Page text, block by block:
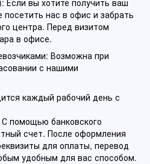
нас в офис и забрать
центра. Перед визитом
в офисе.
Возможна при
с нашими
каждый рабочий день с
помощью банковского
счет. После оформления
для оплаты, перевод
удобным для вас способом.